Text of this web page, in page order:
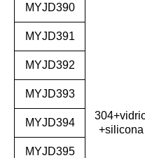
MYJD390
+silicona
MYJD391
MYJD392
MYJD393
MYJD394
MYJD395